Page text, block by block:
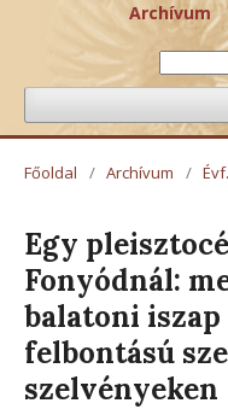
Archívum
Főoldal / Archívum /
Egy
Fonyódnál:
balatoni
felbontású
szelvényeken